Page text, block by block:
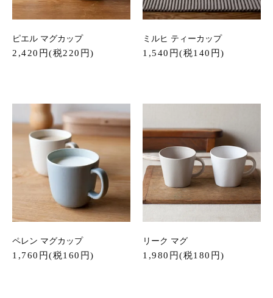
ピエル マグカップ
2,420円(税220円)
ミルヒ ティーカップ
1,540円(税140円)
ペレン マグカップ
1,760円(税160円)
リーク マグ
1,980円(税180円)